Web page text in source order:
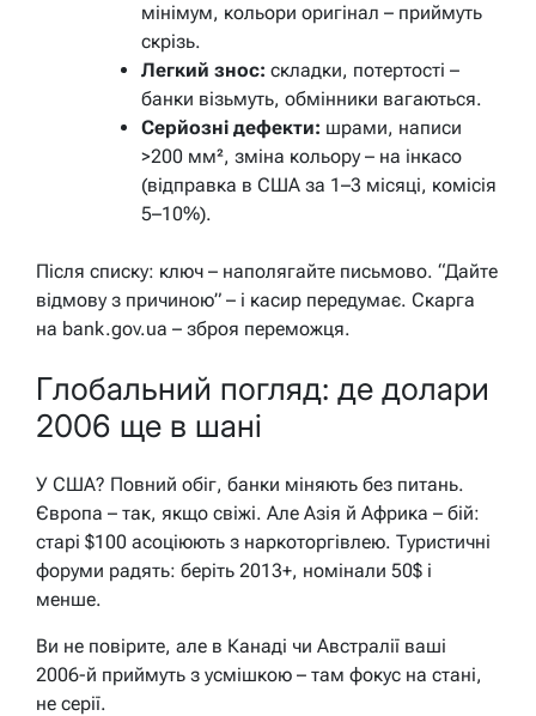
мінімум, кольори оригінал – приймуть
скрізь.
Легкий знос: складки, потертості –
банки візьмуть, обмінники вагаються.
Серйозні дефекти: шрами, написи
>200 мм², зміна кольору – на інкасо
(відправка в США за 1–3 місяці, комісія
5–10%).
Після списку: ключ – наполягайте письмово. “Дайте
відмову з причиною” – і касир передумає. Скарга
на bank.gov.ua – зброя переможця.
Глобальний погляд: де долари
2006 ще в шані
У США? Повний обіг, банки міняють без питань.
Європа – так, якщо свіжі. Але Азія й Африка – бій:
старі $100 асоціюють з наркоторгівлею. Туристичні
форуми радять: беріть 2013+, номінали 50$ і
менше.
Ви не повірите, але в Канаді чи Австралії ваші
2006-й приймуть з усмішкою – там фокус на стані,
не серії.